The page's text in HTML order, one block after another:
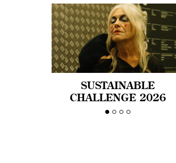
SUSTAINABLE
CHALLENGE 2026
CELEBRA LA